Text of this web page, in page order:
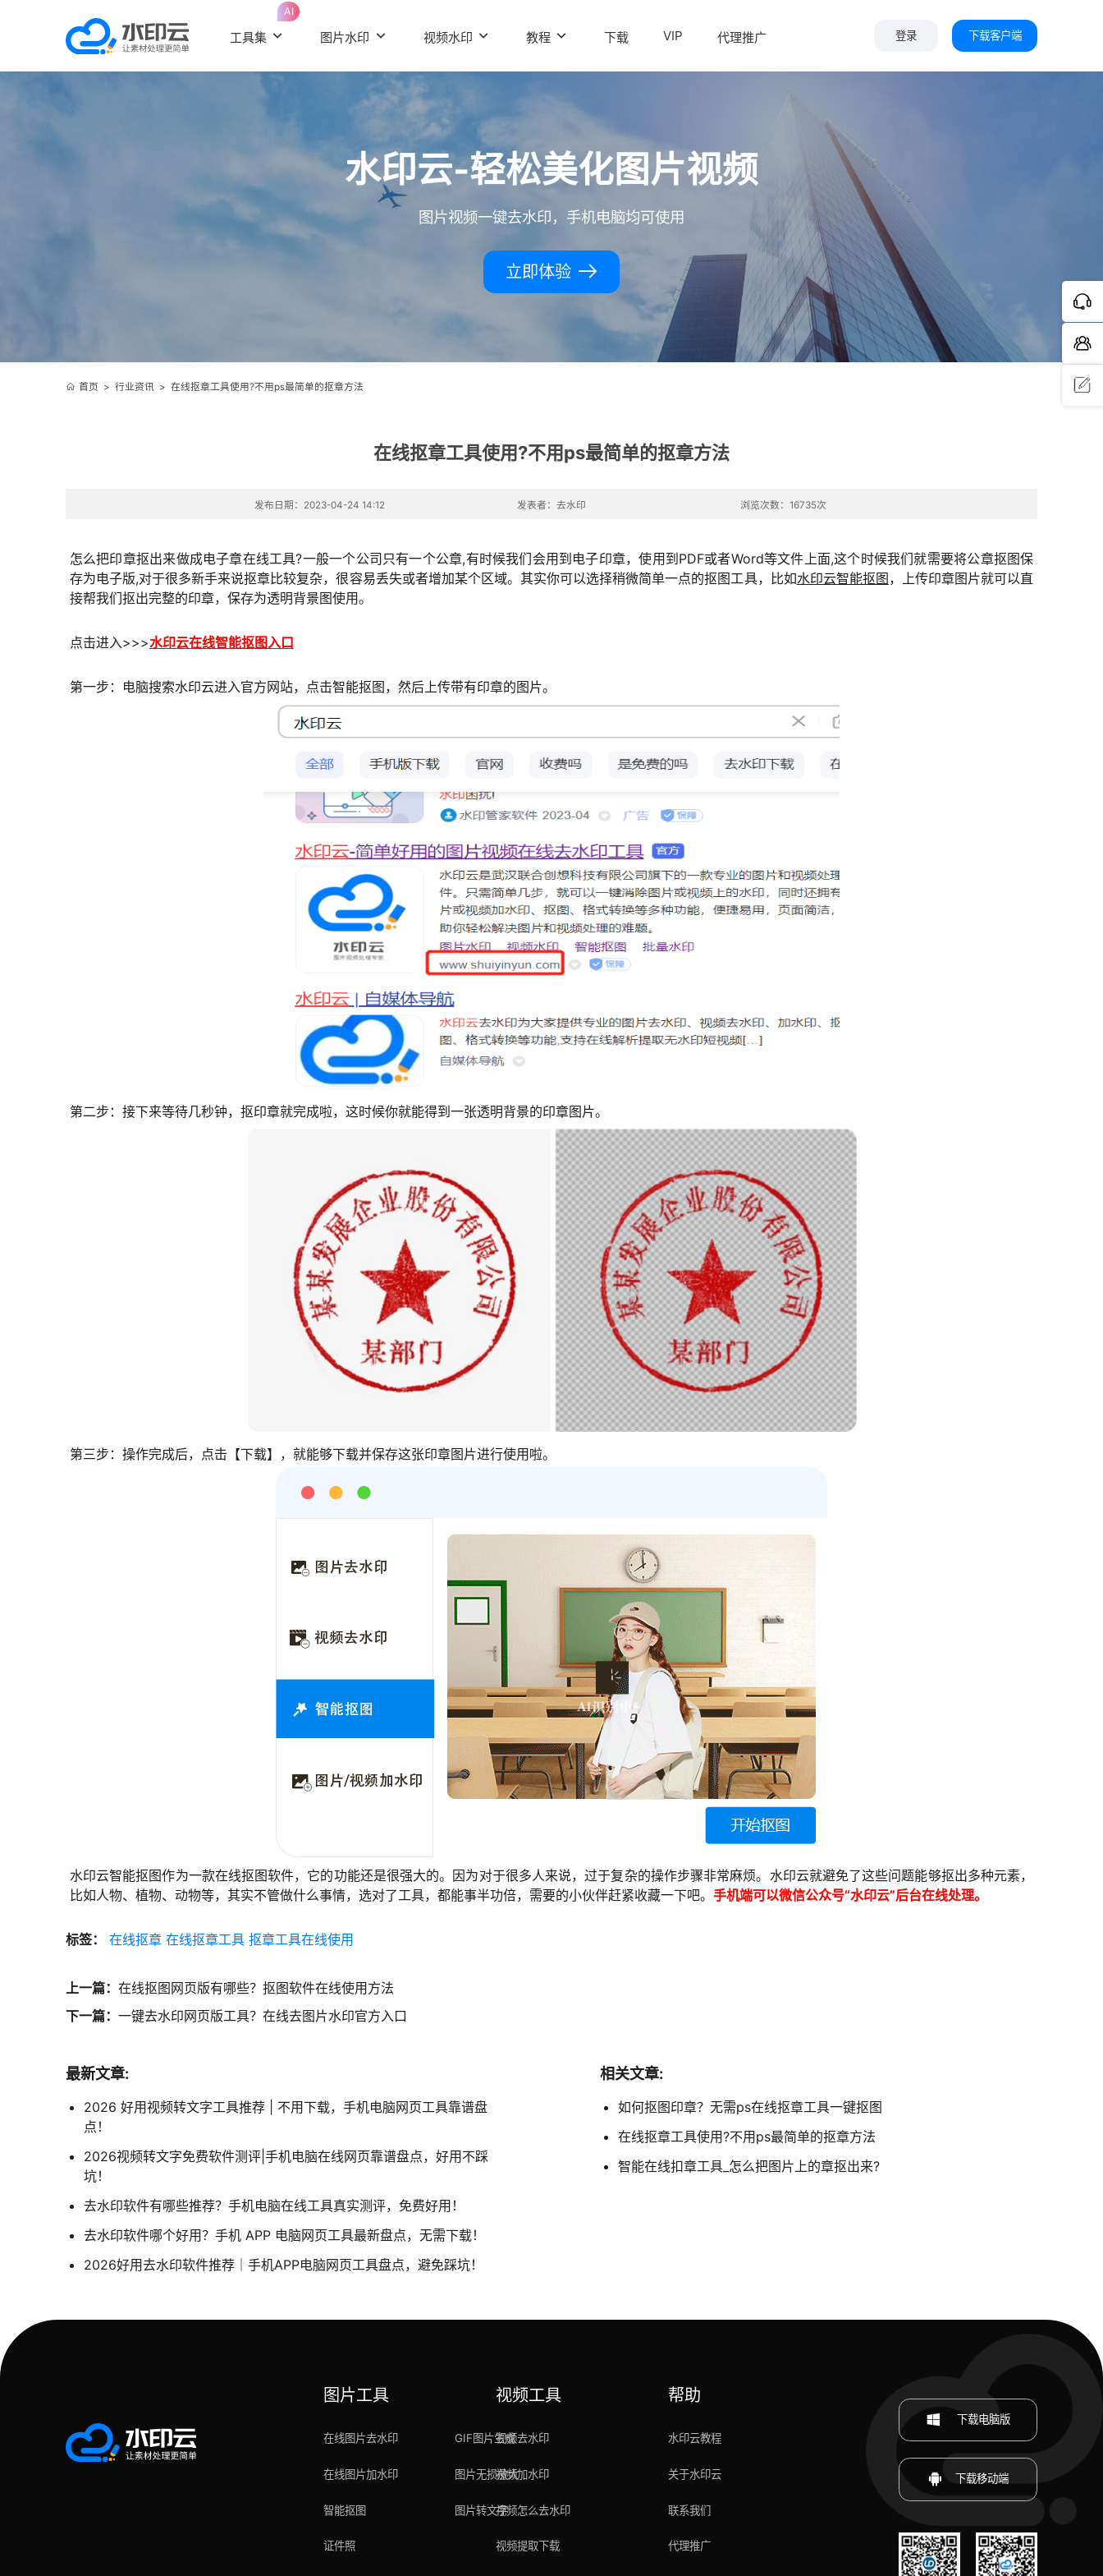
工具集
AI
图片水印 视频水印 教程 下载 VIP 代理推广 登录 下载客户端
水印云-轻松美化图片视频
图片视频一键去水印，手机电脑均可使用
立即体验
首页 > 行业资讯> 在线抠章工具使用?不用ps最简单的抠章方法
在线抠章工具使用?不用ps最简单的抠章方法
发布日期：2023-04-24 14:12 发表者：去水印 浏览次数：16735次
怎么把印章抠出来做成电子章在线工具?一般一个公司只有一个公章,有时候我们会用到电子印章，使用到PDF或者Word等文件上面,这个时候我们就需要将公章抠图保
存为电子版,对于很多新手来说抠章比较复杂，很容易丢失或者增加某个区域。其实你可以选择稍微简单一点的抠图工具，比如水印云智能抠图，上传印章图片就可以直
接帮我们抠出完整的印章，保存为透明背景图使用。
点击进入>>>水印云在线智能抠图入口
第一步：电脑搜索水印云进入官方网站，点击智能抠图，然后上传带有印章的图片。
第二步：接下来等待几秒钟，抠印章就完成啦，这时候你就能得到一张透明背景的印章图片。
第三步：操作完成后，点击【下载】，就能够下载并保存这张印章图片进行使用啦。
水印云智能抠图作为一款在线抠图软件，它的功能还是很强大的。因为对于很多人来说，过于复杂的操作步骤非常麻烦。水印云就避免了这些问题能够抠出多种元素，
比如人物、植物、动物等，其实不管做什么事情，选对了工具，都能事半功倍，需要的小伙伴赶紧收藏一下吧。 手机端可以微信公众号“水印云”后台在线处理。
标签： 在线抠章 在线抠章工具 抠章工具在线使用
上一篇： 在线抠图网页版有哪些？抠图软件在线使用方法
下一篇： 一键去水印网页版工具？在线去图片水印官方入口
最新文章:
2026 好用视频转文字工具推荐 | 不用下载，手机电脑网页工具靠谱盘
点！
2026视频转文字免费软件测评|手机电脑在线网页靠谱盘点，好用不踩
坑！
去水印软件有哪些推荐？手机电脑在线工具真实测评，免费好用！
去水印软件哪个好用？手机 APP 电脑网页工具最新盘点，无需下载！
2026好用去水印软件推荐｜手机APP电脑网页工具盘点，避免踩坑！
相关文章:
如何抠图印章？无需ps在线抠章工具一键抠图
在线抠章工具使用?不用ps最简单的抠章方法
智能在线扣章工具_怎么把图片上的章抠出来?
图片工具
在线图片去水印
在线图片加水印
智能抠图
证件照
GIF图片生成
图片无损放大
图片转文字
视频工具
视频去水印
视频加水印
视频怎么去水印
视频提取下载
帮助
水印云教程
关于水印云
联系我们
代理推广
下载电脑版
下载移动端